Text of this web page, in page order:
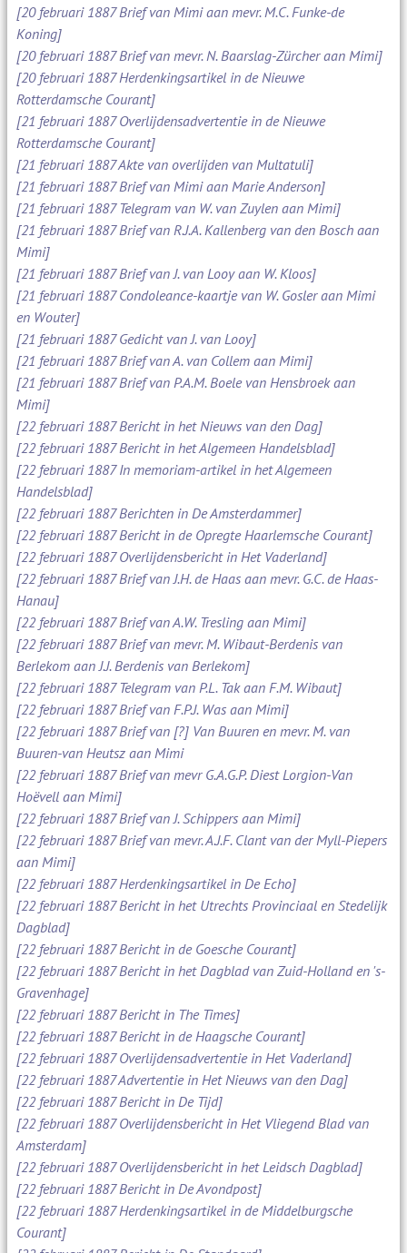
[20 februari 1887 Brief van Mimi aan mevr. M.C. Funke-de
Koning]
[20 februari 1887 Brief van mevr. N. Baarslag-Zürcher aan Mimi]
[20 februari 1887 Herdenkingsartikel in de Nieuwe
Rotterdamsche Courant]
[21 februari 1887 Overlijdensadvertentie in de Nieuwe
Rotterdamsche Courant]
[21 februari 1887 Akte van overlijden van Multatuli]
[21 februari 1887 Brief van Mimi aan Marie Anderson]
[21 februari 1887 Telegram van W. van Zuylen aan Mimi]
[21 februari 1887 Brief van R.J.A. Kallenberg van den Bosch aan
Mimi]
[21 februari 1887 Brief van J. van Looy aan W. Kloos]
[21 februari 1887 Condoleance-kaartje van W. Gosler aan Mimi
en Wouter]
[21 februari 1887 Gedicht van J. van Looy]
[21 februari 1887 Brief van A. van Collem aan Mimi]
[21 februari 1887 Brief van P.A.M. Boele van Hensbroek aan
Mimi]
[22 februari 1887 Bericht in het Nieuws van den Dag]
[22 februari 1887 Bericht in het Algemeen Handelsblad]
[22 februari 1887 In memoriam-artikel in het Algemeen
Handelsblad]
[22 februari 1887 Berichten in De Amsterdammer]
[22 februari 1887 Bericht in de Opregte Haarlemsche Courant]
[22 februari 1887 Overlijdensbericht in Het Vaderland]
[22 februari 1887 Brief van J.H. de Haas aan mevr. G.C. de Haas-
Hanau]
[22 februari 1887 Brief van A.W. Tresling aan Mimi]
[22 februari 1887 Brief van mevr. M. Wibaut-Berdenis van
Berlekom aan J.J. Berdenis van Berlekom]
[22 februari 1887 Telegram van P.L. Tak aan F.M. Wibaut]
[22 februari 1887 Brief van F.P.J. Was aan Mimi]
[22 februari 1887 Brief van [?] Van Buuren en mevr. M. van
Buuren-van Heutsz aan Mimi
[22 februari 1887 Brief van mevr G.A.G.P. Diest Lorgion-Van
Hoëvell aan Mimi]
[22 februari 1887 Brief van J. Schippers aan Mimi]
[22 februari 1887 Brief van mevr. A.J.F. Clant van der Myll-Piepers
aan Mimi]
[22 februari 1887 Herdenkingsartikel in De Echo]
[22 februari 1887 Bericht in het Utrechts Provinciaal en Stedelijk
Dagblad]
[22 februari 1887 Bericht in de Goesche Courant]
[22 februari 1887 Bericht in het Dagblad van Zuid-Holland en 's-
Gravenhage]
[22 februari 1887 Bericht in The Times]
[22 februari 1887 Bericht in de Haagsche Courant]
[22 februari 1887 Overlijdensadvertentie in Het Vaderland]
[22 februari 1887 Advertentie in Het Nieuws van den Dag]
[22 februari 1887 Bericht in De Tijd]
[22 februari 1887 Overlijdensbericht in Het Vliegend Blad van
Amsterdam]
[22 februari 1887 Overlijdensbericht in het Leidsch Dagblad]
[22 februari 1887 Bericht in De Avondpost]
[22 februari 1887 Herdenkingsartikel in de Middelburgsche
Courant]